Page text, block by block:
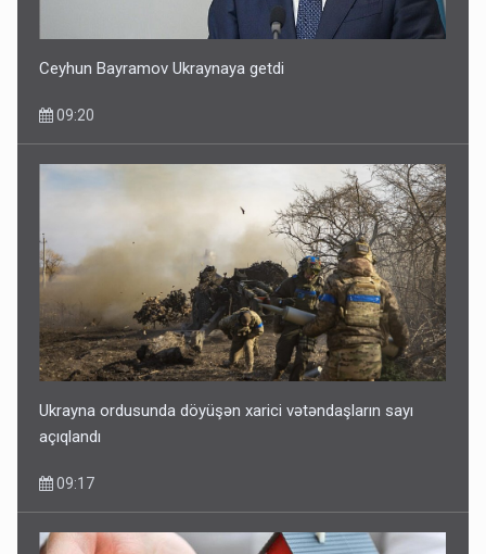
Ceyhun Bayramov Ukraynaya getdi
09:20
Ukrayna ordusunda döyüşən xarici vətəndaşların sayı
açıqlandı
09:17